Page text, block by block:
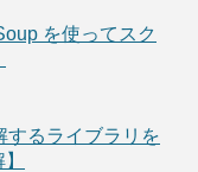
を使ってスク
するライブラリを